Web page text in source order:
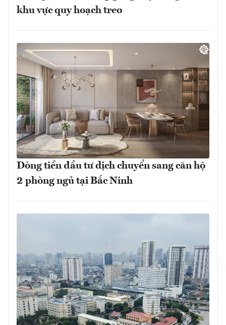
khu vực quy hoạch treo
Dòng tiền đầu tư dịch chuyển sang căn hộ
2 phòng ngủ tại Bắc Ninh